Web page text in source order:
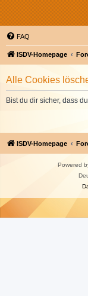
FAQ
ISDV-Homepage
Alle Cookies
Bist du dir sicher, dass
ISDV-Homepage
Powered